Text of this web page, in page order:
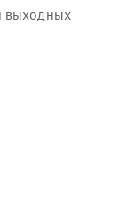
выходных